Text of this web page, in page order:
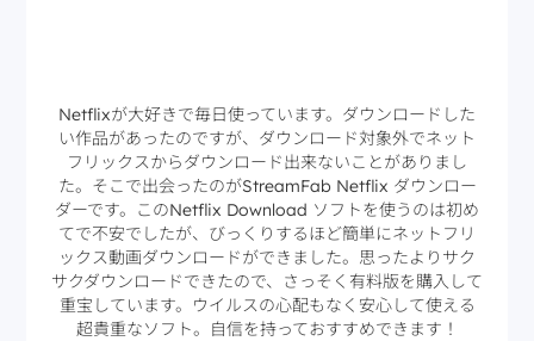
Netflixが大好きで毎日使っています。ダウンロードした
い作品があったのですが、ダウンロード対象外でネット
フリックスからダウンロード出来ないことがありまし
た。そこで出会ったのがStreamFab Netflix ダウンロー
ダーです。このNetflix Download ソフトを使うのは初め
てで不安でしたが、びっくりするほど簡単にネットフリ
ックス動画ダウンロードができました。思ったよりサク
サクダウンロードできたので、さっそく有料版を購入して
重宝しています。ウイルスの心配もなく安心して使える
超貴重なソフト。自信を持っておすすめできます！